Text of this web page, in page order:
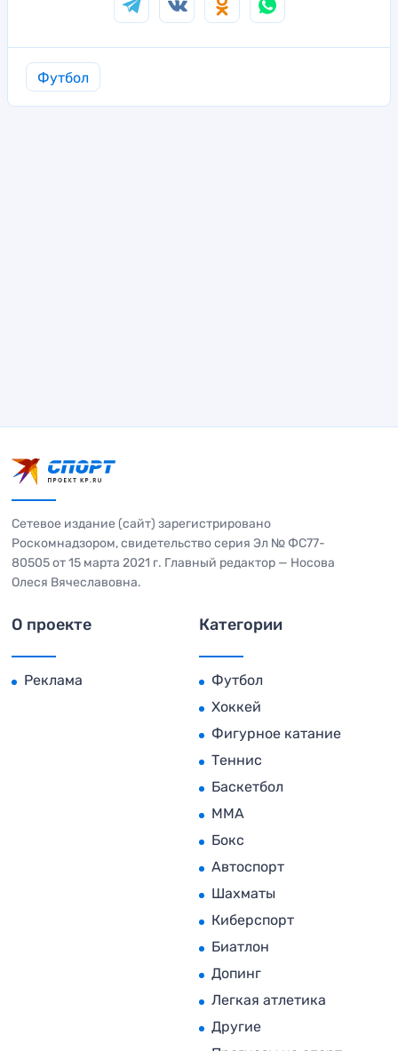
Футбол
Сетевое издание (сайт) зарегистрировано
Роскомнадзором, свидетельство серия Эл № ФС77-
80505 от 15 марта 2021 г. Главный редактор — Носова
Олеся Вячеславовна.
О проекте
Реклама
Категории
Футбол
Хоккей
Фигурное катание
Теннис
Баскетбол
MMA
Бокс
Автоспорт
Шахматы
Киберспорт
Биатлон
Допинг
Легкая атлетика
Другие